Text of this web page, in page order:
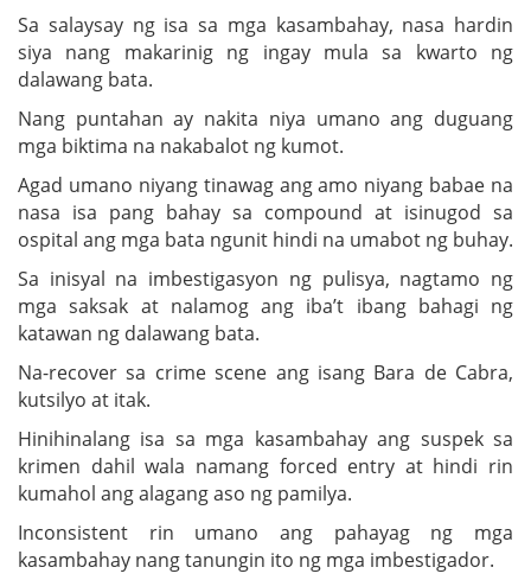
Sa salaysay ng isa sa mga kasambahay, nasa hardin
siya nang makarinig ng ingay mula sa kwarto ng
dalawang bata.
Nang puntahan ay nakita niya umano ang duguang
mga biktima na nakabalot ng kumot.
Agad umano niyang tinawag ang amo niyang babae na
nasa isa pang bahay sa compound at isinugod sa
ospital ang mga bata ngunit hindi na umabot ng buhay.
Sa inisyal na imbestigasyon ng pulisya, nagtamo ng
mga saksak at nalamog ang iba’t ibang bahagi ng
katawan ng dalawang bata.
Na-recover sa crime scene ang isang Bara de Cabra,
kutsilyo at itak.
Hinihinalang isa sa mga kasambahay ang suspek sa
krimen dahil wala namang forced entry at hindi rin
kumahol ang alagang aso ng pamilya.
Inconsistent rin umano ang pahayag ng mga
kasambahay nang tanungin ito ng mga imbestigador.